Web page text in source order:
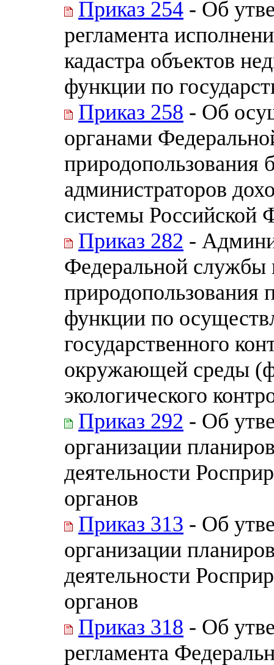
Приказ 254 - Об
регламента
кадастра объектов
функции по
Приказ 258 - Об
органами
администраторов
системы Российской
Приказ 282 -
Федеральной службы
природопользования
функции по
государственного
окружающей среды
экологического
Приказ 292 - Об
организации
деятельности
органов
Приказ 313 - Об
организации
деятельности
органов
Приказ 318 - Об
регламента